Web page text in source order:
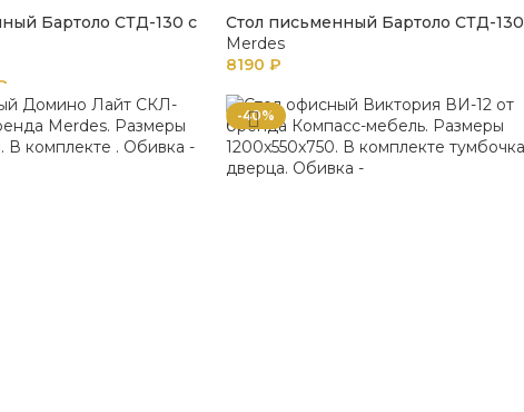
Бартоло СТД-130 с
Стол письменный Бартоло СТД-130
Merdes
8190₽
-40%